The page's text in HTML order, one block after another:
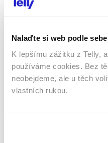
Nalaďte si web podle sebe
K lepšímu zážitku z Telly,
používáme cookies. Bez
neobejdeme, ale u těch
vlastních rukou.